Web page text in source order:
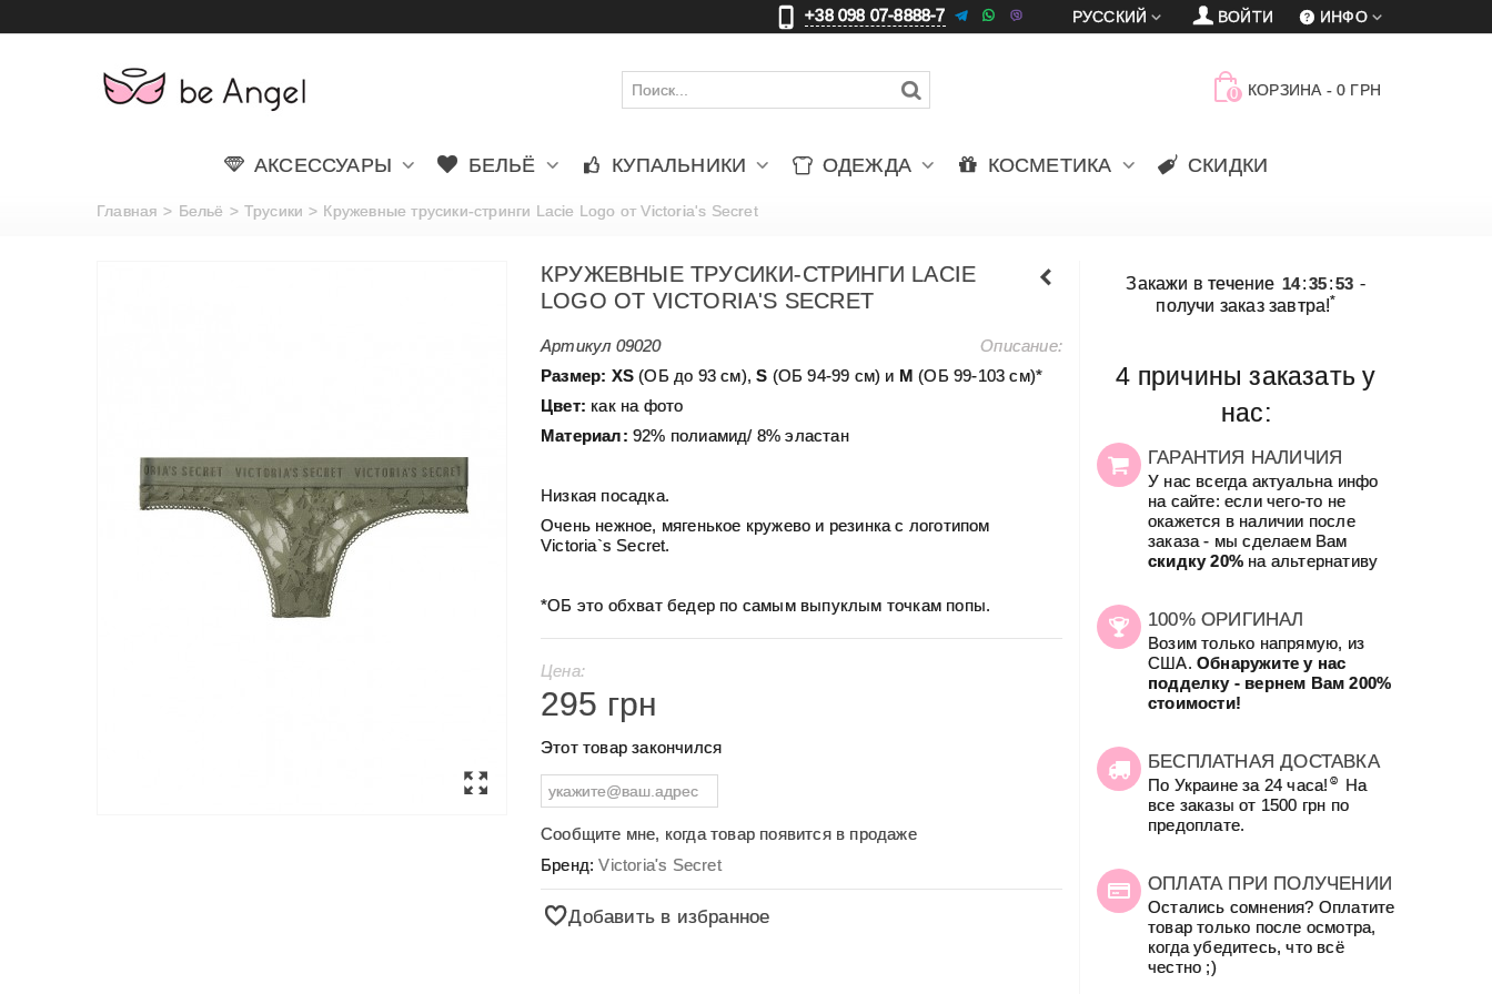
+38 098 07-8888-7 更 車 賈 ИНФО
ВОЙТИ
РУССКИЙ
0 КОРЗИНА - 0 ГРН
АКСЕССУАРЫ БЕЛЬЁ КУПАЛЬНИКИ ОДЕЖДА КОСМЕТИКА СКИДКИ
Главная > Бельё > Трусики > Кружевные трусики-стринги Lacie Logo от Victoria's Secret
КРУЖЕВНЫЕ ТРУСИКИ-СТРИНГИ LACIE
LOGO ОТ VICTORIA'S SECRET
Артикул 09020
Описание:
Размер: XS(ОБ до 93 см),S (ОБ 94-99 см) и М (ОБ 99-103 см)*
Цвет: как на фото
Материал: 92% полиамид/ 8% эластан
Низкая посадка.
Очень нежное, мягенькое кружево и резинка с логотипом
Victoria`s Secret.
*ОБ это обхват бедер по самым выпуклым точкам попы.
Цена:
295 грн
Этот товар закончился
Сообщите мне, когда товар появится в продаже
Бренд:Victoria's Secret
Добавить в избранное
Закажи в течение 14:35:53 -
получи заказ завтра!*
4 причины заказать у
нас:
ГАРАНТИЯ НАЛИЧИЯ
У нас всегда актуальна инфо
на сайте: если чего-то не
окажется в наличии после
заказа - мы сделаем Вам
скидку 20%на альтернативу
100% ОРИГИНАЛ
Возим только напрямую, из
США. Обнаружите у нас
подделку - вернем Вам 200%
стоимости!
БЕСПЛАТНАЯ ДОСТАВКА
По Украине за 24 часа! ☺
На
все заказы от 1500 грн по
предоплате.
ОПЛАТА ПРИ ПОЛУЧЕНИИ
Остались сомнения? Оплатите
товар только после осмотра,
когда убедитесь, что всё
честно ;)